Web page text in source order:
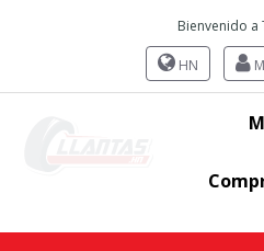
Bienvenido a
HN